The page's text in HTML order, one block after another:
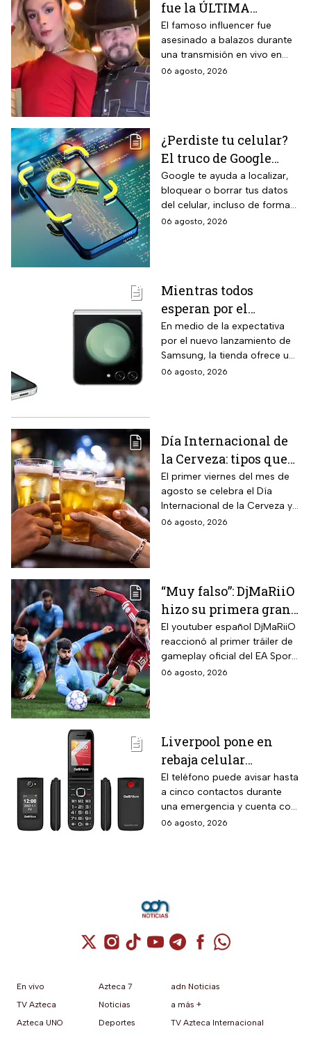
fue la ÚLTIMA
publicación del
influencer en redes
sociales: “La cita
fresita” | VIDEO
El famoso influencer fue
asesinado a balazos durante
una transmisión en vivo en
calles del municipio de
06 agosto, 2026
¿Perdiste tu celular?
El truco de Google
para localizarlo y
proteger tus datos
Google te ayuda a localizar,
bloquear o borrar tus datos
del celular, incluso de forma
remota; debes tener activada
06 agosto, 2026
Mientras todos
esperan por el
Samsung Z Flip8,
Liverpool rebaja y
remata el Galaxy Z
Flip5 de 256GB a tres
En medio de la expectativa
por el nuevo lanzamiento de
Samsung, la tienda ofrece un
modelo anterior a un precio
06 agosto, 2026
Día Internacional de
la Cerveza: tipos que
hay con base en su
sabor y fermentación
El primer viernes del mes de
agosto se celebra el Día
Internacional de la Cerveza y
si quieres celebrarlo
06 agosto, 2026
“Muy falso”: DjMaRiiO
hizo su primera gran
crítica al gameplay
del EA Sports FC 27
El youtuber español DjMaRiiO
reaccionó al primer tráiler de
gameplay oficial del EA Sports
FC 27 y remarcó algunas
2026.
06 agosto, 2026
Liverpool pone en
rebaja celular
CellAllure Bienestar
para adultos mayores
con botón SOS y hasta
6 MSI
El teléfono puede avisar hasta
a cinco contactos durante
una emergencia y cuenta con
envío gratis a domicilio
06 agosto, 2026
Cuenta de X / Twitter (se abre en una
Cuenta de Instagram (se abre en una
Cuenta de TikTok (se abre en
Cuenta de YouTube (se abre
Cuenta de Telegram (se
Cuenta de
Cuenta de
En vivo
TV Azteca
Azteca UNO
Azteca 7
Noticias
Deportes
adn Noticias
a más +
TV Azteca Internacional